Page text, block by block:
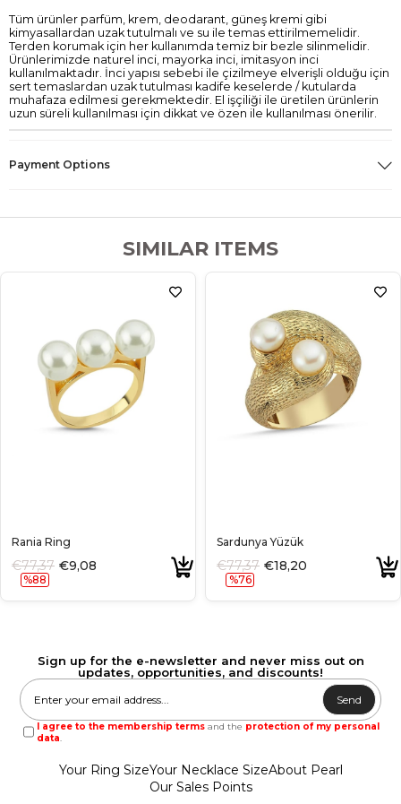
Tüm ürünler parfüm, krem, deodarant, güneş kremi gibi
kimyasallardan uzak tutulmalı ve su ile temas ettirilmemelidir.
Terden korumak için her kullanımda temiz bir bezle silinmelidir.
Ürünlerimizde naturel inci, mayorka inci, imitasyon inci
kullanılmaktadır. İnci yapısı sebebi ile çizilmeye elverişli olduğu için
sert temaslardan uzak tutulması kadife keselerde / kutularda
muhafaza edilmesi gerekmektedir. El işçiliği ile üretilen ürünlerin
uzun süreli kullanılması için dikkat ve özen ile kullanılması önerilir.
Payment Options
SIMILAR ITEMS
Rania Ring
€9,08
€77,37
%88
Sardunya Yüzük
€18,20
€77,37
%76
Sign up for the e-newsletter and never miss out on
updates, opportunities, and discounts!
Send
I agree to the membership terms and the protection of my personal
data.
Your Ring SizeYour Necklace SizeAbout Pearl
Our Sales Points